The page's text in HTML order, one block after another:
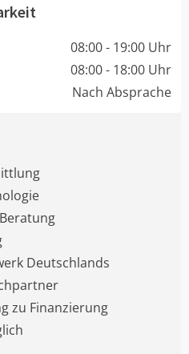
08:00 - 19:00 Uhr
08:00 - 18:00 Uhr
Nach Absprache
Deutschlands
zu Finanzierung